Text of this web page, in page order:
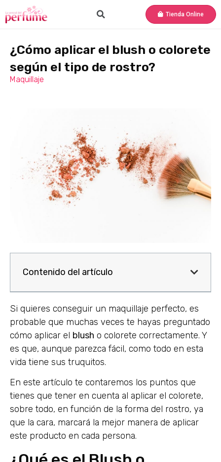
Tienda Online
¿Cómo aplicar el blush o colorete
según el tipo de rostro?
Maquillaje
Contenido del artículo
Si quieres conseguir un maquillaje perfecto, es
probable que muchas veces te hayas preguntado
cómo aplicar el blush o colorete correctamente. Y
es que, aunque parezca fácil, como todo en esta
vida tiene sus truquitos.
En este artículo te contaremos los puntos que
tienes que tener en cuenta al aplicar el colorete,
sobre todo, en función de la forma del rostro, ya
que la cara, marcará la mejor manera de aplicar
este producto en cada persona.